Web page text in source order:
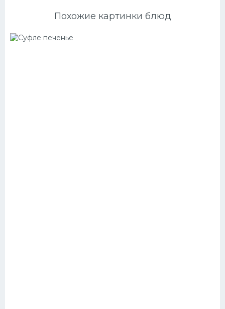
Похожие картинки блюд